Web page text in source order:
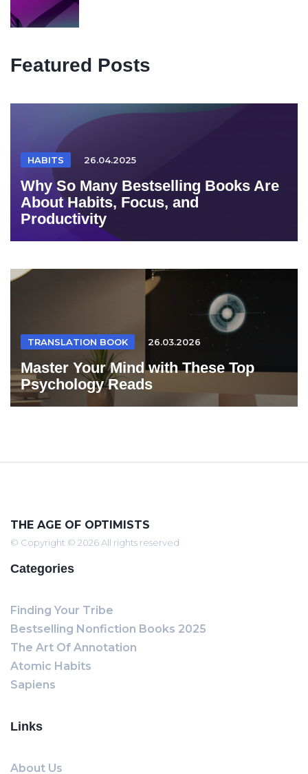
Featured Posts
HABITS 26.04.2025
Why So Many Bestselling Books Are
About Habits, Focus, and
Productivity
TRANSLATION BOOK 26.03.2026
Master Your Mind with These Top
Psychology Reads
THE AGE OF OPTIMISTS
© Copyright © 2026 All rights reserved
Categories
Finding Your Tribe
Bestselling Nonfiction Books 2025
The Art Of Annotation
Atomic Habits
Sapiens
Links
About Us